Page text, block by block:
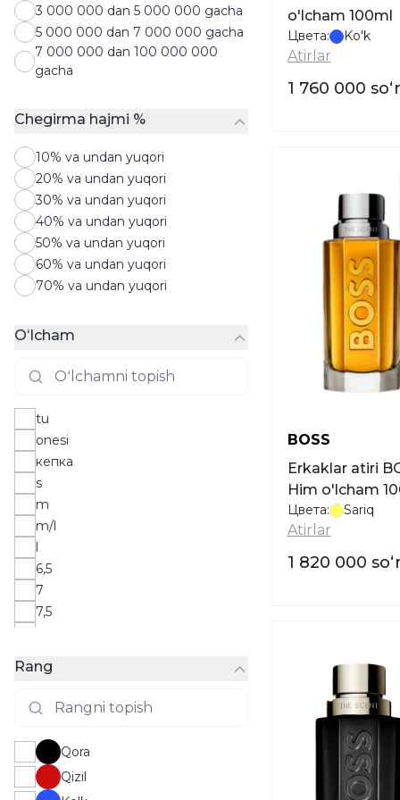
3 000 000 dan 5 000 000 gacha
5 000 000 dan 7 000 000 gacha
7 000 000 dan 100 000 000
gacha
Chegirma hajmi %
10% va undan yuqori
20% va undan yuqori
30% va undan yuqori
40% va undan yuqori
50% va undan yuqori
60% va undan yuqori
70% va undan yuqori
Oʻlcham
tu
onesi
кепка
s
m
m/l
l
6,5
7
7,5
9
30ml
35-38
36-42
37-38
Rang
Qora
Qizil
o'lcham 100ml
Цвета: Ko'k
Atirlar
1 760 000
BOSS
Erkaklar atiri BOSS The Scent For
Him o'lcham
Цвета: Sariq
Atirlar
1 820 000